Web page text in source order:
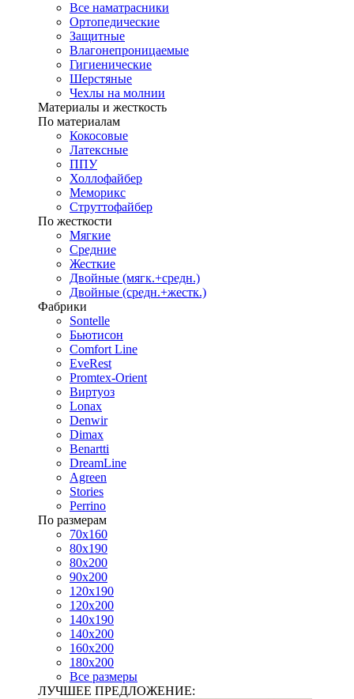
Все наматрасники
Ортопедические
Защитные
Влагонепроницаемые
Гигиенические
Шерстяные
Чехлы на молнии
Материалы и жесткость
По материалам
Кокосовые
Латексные
ППУ
Холлофайбер
Меморикс
Струттофайбер
По жесткости
Мягкие
Средние
Жесткие
Двойные (мягк.+средн.)
Двойные (средн.+жестк.)
Фабрики
Sontelle
Бьютисон
Comfort Line
EveRest
Promtex-Orient
Виртуоз
Lonax
Denwir
Dimax
Benartti
DreamLine
Agreen
Stories
Perrino
По размерам
70х160
80х190
80х200
90х200
120х190
120х200
140х190
140х200
160х200
180х200
Все размеры
ЛУЧШЕЕ ПРЕДЛОЖЕНИЕ: